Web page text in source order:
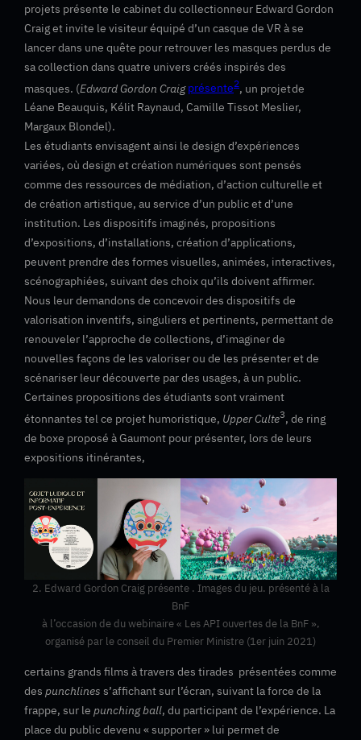
projets présente le cabinet du collectionneur Edward Gordon
Craig et invite le visiteur équipé d’un casque de VR à se
lancer dans une quête pour retrouver les masques perdus de
sa collection dans quatre univers créés inspirés des
masques. (Edward Gordon Craigprésente2, un projet de
Léane Beauquis, Kélit Raynaud, Camille Tissot Meslier,
Margaux Blondel).
Les étudiants envisagent ainsi le design d’expériences
variées, où design et création numériques sont pensés
comme des ressources de médiation, d’action culturelle et
de création artistique, au service d’un public et d’une
institution. Les dispositifs imaginés, propositions
d’expositions, d’installations, création d’applications,
peuvent prendre des formes visuelles, animées, interactives,
scénographiées, suivant des choix qu’ils doivent affirmer.
Nous leur demandons de concevoir des dispositifs de
valorisation inventifs, singuliers et pertinents, permettant de
renouveler l’approche de collections, d’imaginer de
nouvelles façons de les valoriser ou de les présenter et de
scénariser leur découverte par des usages, à un public.
Certaines propositions des étudiants sont vraiment
étonnantes tel ce projet humoristique, Upper Culte3, de ring
de boxe proposé à Gaumont pour présenter, lors de leurs
expositions itinérantes,
2. Edward Gordon Craig présente . Images du jeu. présenté à la
BnF
à l’occasion de du webinaire « Les API ouvertes de la BnF »,
organisé par le conseil du Premier Ministre (1er juin 2021)
certains grands films à travers des tirades présentées comme
des punchlines s’affichant sur l’écran, suivant la force de la
frappe, sur le punching ball, du participant de l’expérience. La
place du public devenu « supporter » lui permet de